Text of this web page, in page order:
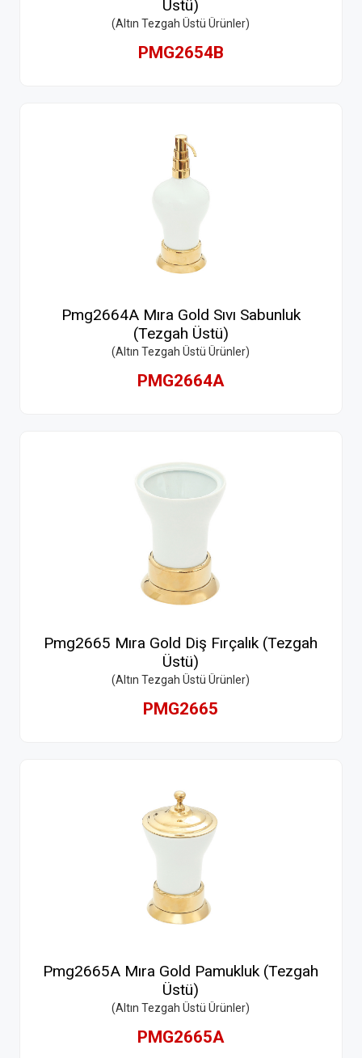
Üstü)
(Altın Tezgah Üstü Ürünler)
PMG2654B
Pmg2664A Mıra Gold Sıvı Sabunluk
(Tezgah Üstü)
(Altın Tezgah Üstü Ürünler)
PMG2664A
Pmg2665 Mıra Gold Diş Fırçalık (Tezgah
Üstü)
(Altın Tezgah Üstü Ürünler)
PMG2665
Pmg2665A Mıra Gold Pamukluk (Tezgah
Üstü)
(Altın Tezgah Üstü Ürünler)
PMG2665A